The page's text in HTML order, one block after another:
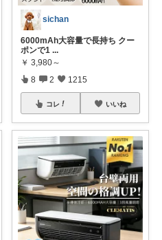
sichan
6000mAh大容量で長持ち クー
ポンで1 ...
￥ 3,980～
8 2 1215
コレ いいね